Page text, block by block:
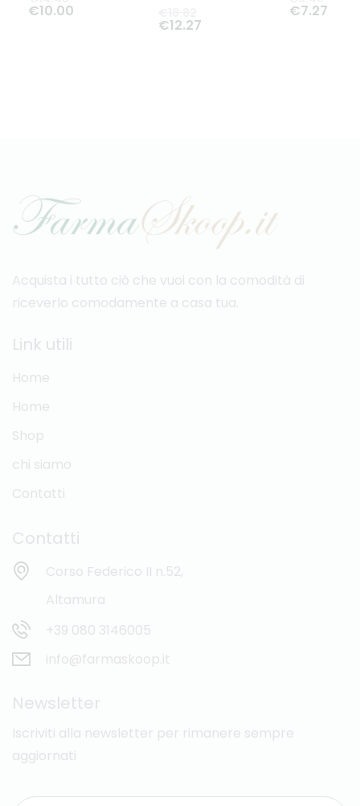
€10.00
€12.27
€7.27
Acquista i tutto ciò che vuoi con la comodità di
riceverlo comodamente a casa tua.
Link utili
Home
Home
Shop
chi siamo
Contatti
Contatti
Corso Federico II n.52,
Altamura
+39 080 3146005
info@farmaskoop.it
Newsletter
Iscriviti alla newsletter per rimanere sempre
aggiornati